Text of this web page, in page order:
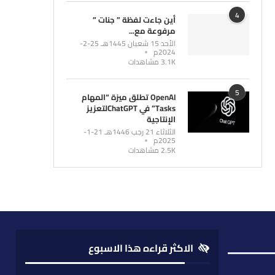
4 أين جاءت لفظة ” جنات ”
مرفوعة مع...
الأحد 15 شعبان 1445هـ 25-2-
2024م
3.1K مشاهدات
5 OpenAI تطلق ميزة “المهام
Tasks” في ChatGPTلتعزيز
الإنتاجية
الثلاثاء 21 رجب 1446هـ 21-1-
2025م
2.5K مشاهدات
الاكثر قراءه هذا الاسبوع